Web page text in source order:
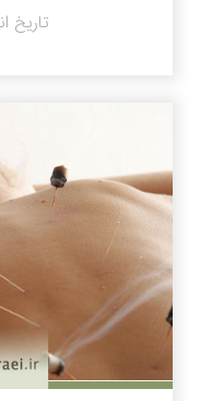
تاریخ